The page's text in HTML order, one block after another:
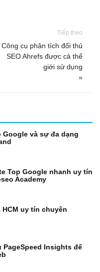
Tiếp theo
Công cụ phân tích đối thủ
SEO Ahrefs được cả thế
giới sử dụng
»
Google và sự đa dạng
Top Google nhanh uy tín
Academy
uy tín chuyên
Insights để